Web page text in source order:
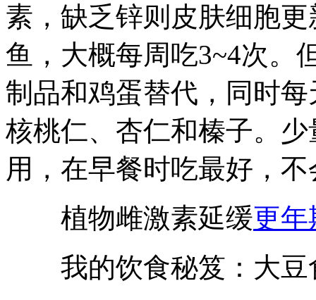
素，缺乏锌则皮肤细胞
鱼，大概每周吃3~4次。
制品和鸡蛋替代，同时
核桃仁、杏仁和榛子。
用，在早餐时吃最好，
植物雌激素延缓更年
我的饮食秘笈：大豆